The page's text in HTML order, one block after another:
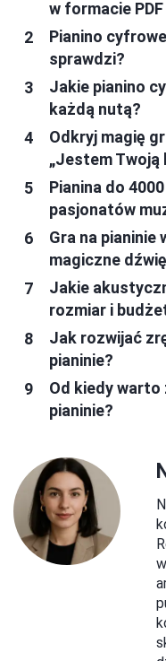
w formacie PDF
Pianino
sprawdzi?
Jakie pianino
każdą nutą?
Odkryj magię
„Jestem Twoją
Pianina do
pasjonatów
Gra na
magiczne
Jakie
rozmiar i
Jak rozwijać
pianinie?
Od kiedy
pianinie?